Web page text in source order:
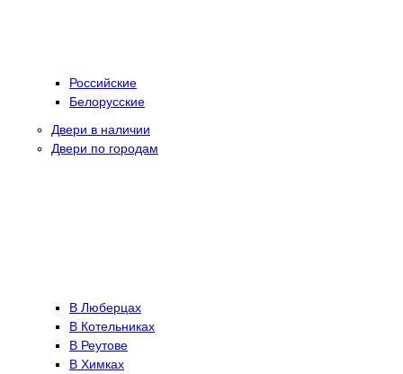
Российские
Белорусские
Двери в наличии
Двери по городам
В Люберцах
В Котельниках
В Реутове
В Химках